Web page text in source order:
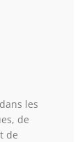
les
de
de